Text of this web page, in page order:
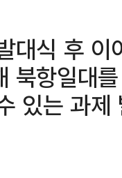
대식 후
북항일대
있는 과